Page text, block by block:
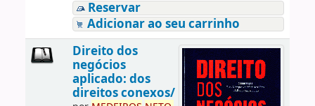
Reservar
Adicionar ao seu carrinho
Direito dos
negócios
aplicado: dos
direitos conexos/